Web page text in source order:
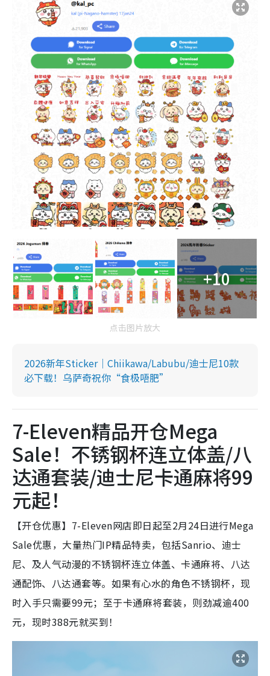
+10
点击图片放大
2026新年Sticker｜Chiikawa/Labubu/迪士尼10款
必下载！乌萨奇祝你“食极唔肥”
7-Eleven精品开仓Mega
Sale！不锈钢杯连立体盖/八
达通套装/迪士尼卡通麻将99
元起！
【开仓优惠】7-Eleven网店即日起至2月24日进行Mega
Sale优惠，大量热门IP精品特卖，包括Sanrio、迪士
尼、及人气动漫的不锈钢杯连立体盖、卡通麻将、八达
通配饰、八达通套等。如果有心水的角色不锈钢杯，现
时入手只需要99元；至于卡通麻将套装，则劲减逾400
元，现时388元就买到！